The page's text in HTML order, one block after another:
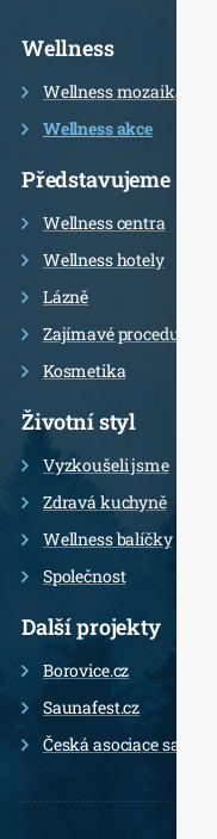
Informace
Wellness
Wellness mozaika
Wellness akce
Představujeme
Wellness centra
Wellness hotely
Lázně
Zajímavé procedury
Kosmetika
Životní styl
Vyzkoušeli jsme
Zdravá kuchyně
Wellness balíčky
Společnost
Další projekty
Borovice.cz
Saunafest.cz
Česká asociace saunérů